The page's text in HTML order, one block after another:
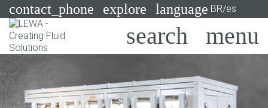
contact_phone explore language BR/es
Search
Bombas
Sistemas